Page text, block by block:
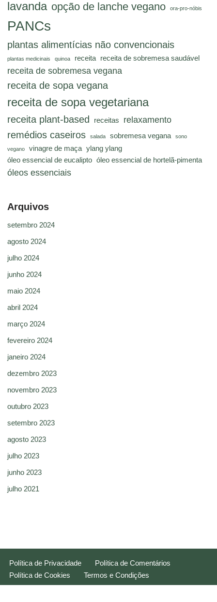
lavanda opção de lanche vegano ora-pro-nóbis
PANCs
plantas alimentícias não convencionais
plantas medicinais quinoa receita receita de sobremesa saudável
receita de sobremesa vegana
receita de sopa vegana
receita de sopa vegetariana
receita plant-based receitas relaxamento
remédios caseiros salada sobremesa vegana sono
vegano vinagre de maça ylang ylang
óleo essencial de eucalipto óleo essencial de hortelã-pimenta
óleos essenciais
Arquivos
setembro 2024
agosto 2024
julho 2024
junho 2024
maio 2024
abril 2024
março 2024
fevereiro 2024
janeiro 2024
dezembro 2023
novembro 2023
outubro 2023
setembro 2023
agosto 2023
julho 2023
junho 2023
julho 2021
Política de Privacidade
Política de Comentários
Política de Cookies
Termos e Condições